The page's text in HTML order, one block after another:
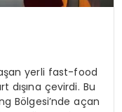
yerli fast-food
dışına çevirdi. Bu
Bölgesi’nde açan